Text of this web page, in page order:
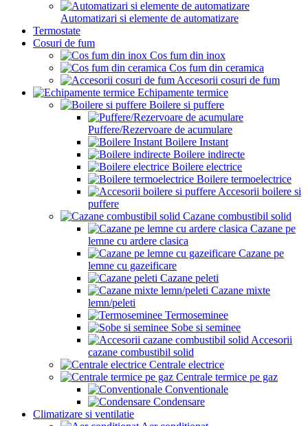
Automatizari si elemente de automatizare
Termostate
Cosuri de fum
Cos fum din inox
Cos fum din ceramica
Accesorii cosuri de fum
Echipamente termice
Boilere si puffere
Puffere/Rezervoare de acumulare
Boilere Instant
Boilere indirecte
Boilere electrice
Boilere termoelectrice
Accesorii boilere si
puffere
Cazane combustibil solid
Cazane pe
lemne cu ardere clasica
Cazane pe
lemne cu gazeificare
Cazane peleti
Cazane mixte
lemn/peleti
Termoseminee
Sobe si seminee
Accesorii
cazane combustibil solid
Centrale electrice
Centrale termice pe gaz
Conventionale
Condensare
Climatizare si ventilatie